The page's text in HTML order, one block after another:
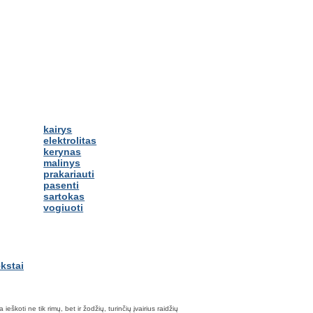
kairys
elektrolitas
kerynas
malinys
prakariauti
pasenti
sartokas
vogiuoti
ne tik rimų, bet ir žodžių, turinčių įvairius raidžių